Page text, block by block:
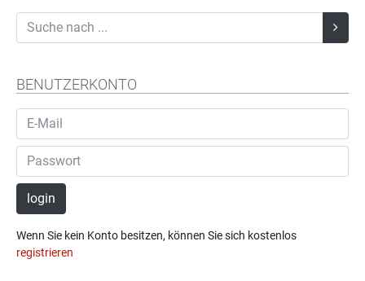
BENUTZERKONTO
login
Wenn Sie kein Konto besitzen, können Sie sich kostenlos
registrieren